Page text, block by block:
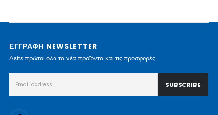
ΕΓΓΡΑΦΗ NEWSLETTER
Δείτε πρώτοι όλα τα νέα προϊόντα και τις προσφορές